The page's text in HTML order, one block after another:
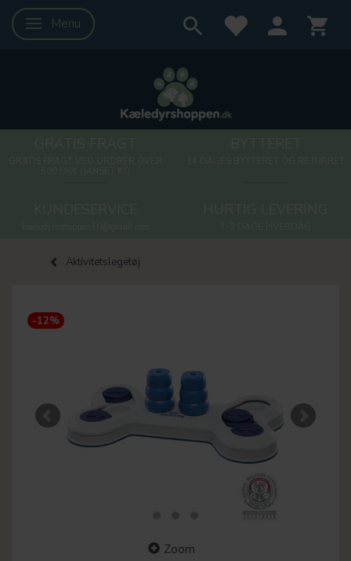
Skifte navigation
Menu
Aktivitetslegetøj
-12%
Zoom